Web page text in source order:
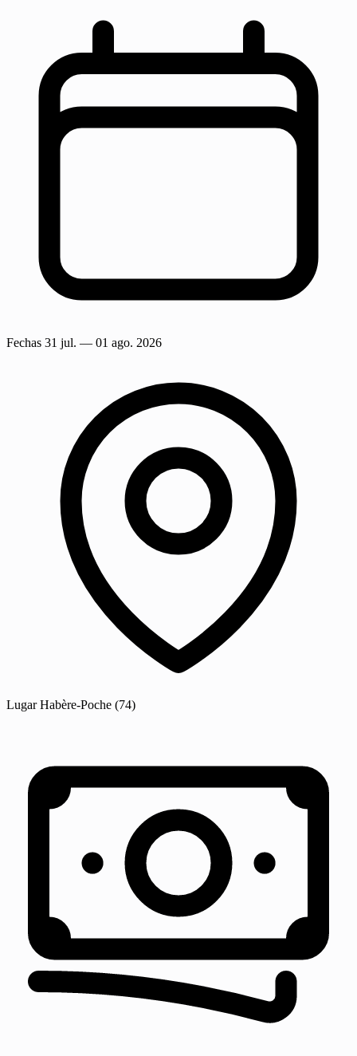
Fechas 31 jul. — 01 ago. 2026
Lugar Habère-Poche (74)